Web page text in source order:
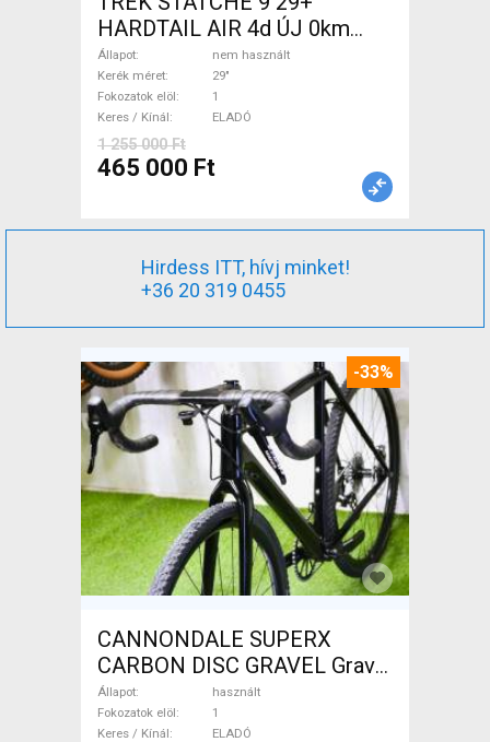
HARDTAIL AIR 4d ÚJ 0km
M/L Mountain Bike 29" elöl
teleszkópos nem használt
ELADÓ
Állapot
nem használt
Kerék méret
29"
Fokozatok elöl
1
Keres / Kínál
ELADÓ
1 255 000 Ft
465 000 Ft
Hirdess ITT, hívj minket!
+36 20 319 0455
-33%
CANNONDALE SUPERX
CARBON DISC GRAVEL Gravel
/ CX tárcsafék használt
ELADÓ
Állapot
használt
Fokozatok elöl
1
Keres / Kínál
ELADÓ